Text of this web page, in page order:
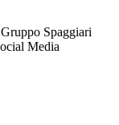
Spaggiari
Media